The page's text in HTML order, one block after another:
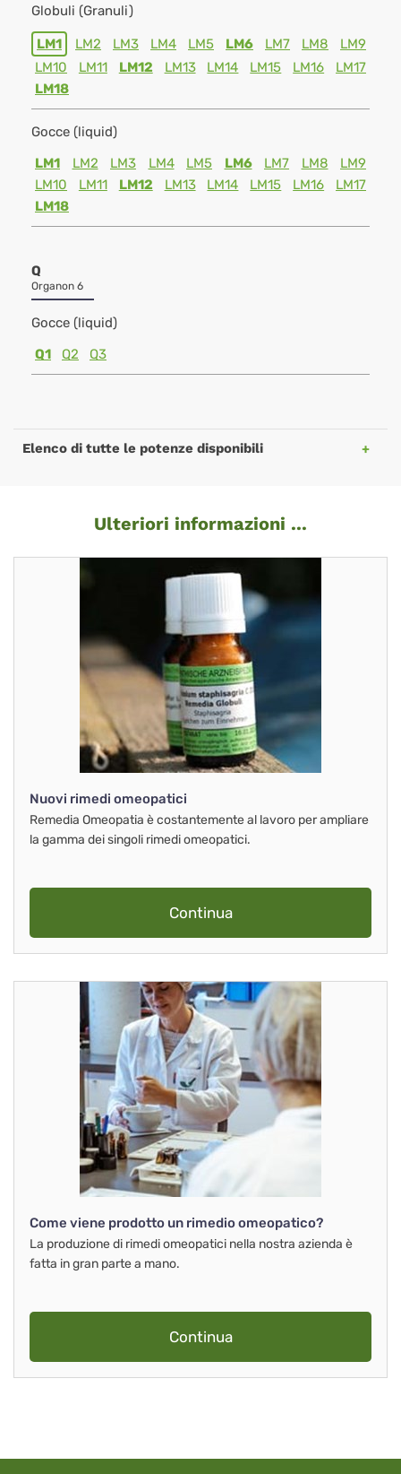
Globuli (Granuli)
LM1 LM2 LM3 LM4 LM5 LM6 LM7 LM8
LM9
LM10
LM11 LM12 LM13 LM14 LM15 LM16
LM17
LM18
Gocce (liquid)
LM1
LM2 LM3 LM4 LM5 LM6 LM7 LM8
LM9
LM10
LM11 LM12 LM13 LM14 LM15 LM16
LM17
LM18
Q
Organon 6
Gocce (liquid)
Q1
Q2 Q3
Elenco di tutte le potenze disponibili
Ulteriori informazioni ...
Nuovi rimedi omeopatici
Remedia Omeopatia è costantemente al lavoro per ampliare
la gamma dei singoli rimedi omeopatici.
Continua
Come viene prodotto un rimedio omeopatico?
La produzione di rimedi omeopatici nella nostra azienda è
fatta in gran parte a mano.
Continua